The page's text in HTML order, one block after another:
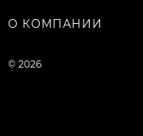
О КОМПАНИИ
© 2026